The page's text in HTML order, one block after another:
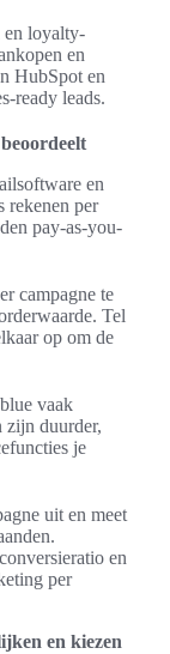
en loyalty-
en
HubSpot en
ready leads.
en
rekenen per
pay-as-you-
campagne te
Tel
op om de
vaak
duurder,
je
uit en meet
en
per
en kiezen